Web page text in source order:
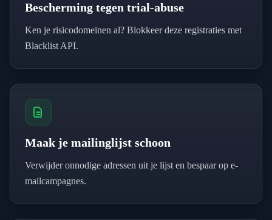
Bescherming tegen trial-abuse
Ken je risicodomeinen al? Blokkeer deze registraties met
Blacklist API.
Maak je mailinglijst schoon
Verwijder onnodige adressen uit je lijst en bespaar op e-
mailcampagnes.